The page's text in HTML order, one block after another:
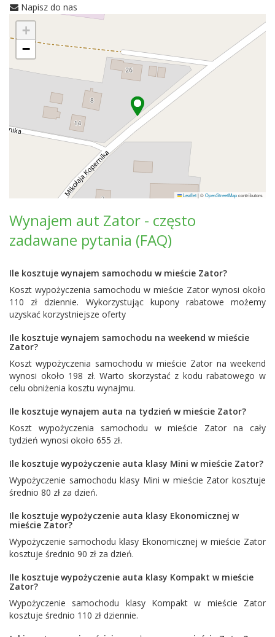
Napisz do nas
+
−
Leaflet|©OpenStreetMapcontributors
Wynajem aut Zator - często
zadawane pytania (FAQ)
Ile kosztuje wynajem samochodu w mieście Zator?
Koszt wypożyczenia samochodu w mieście Zator wynosi około
110 zł dziennie. Wykorzystując kupony rabatowe możemy
uzyskać korzystniejsze oferty
Ile kosztuje wynajem samochodu na weekend w mieście
Zator?
Koszt wypożyczenia samochodu w mieście Zator na weekend
wynosi około 198 zł. Warto skorzystać z kodu rabatowego w
celu obniżenia kosztu wynajmu.
Ile kosztuje wynajem auta na tydzień w mieście Zator?
Koszt wypożyczenia samochodu w mieście Zator na cały
tydzień wynosi około 655 zł.
Ile kosztuje wypożyczenie auta klasy Mini w mieście Zator?
Wypożyczenie samochodu klasy Mini w mieście Zator kosztuje
średnio 80 zł za dzień.
Ile kosztuje wypożyczenie auta klasy Ekonomicznej w
mieście Zator?
Wypożyczenie samochodu klasy Ekonomicznej w mieście Zator
kosztuje średnio 90 zł za dzień.
Ile kosztuje wypożyczenie auta klasy Kompakt w mieście
Zator?
Wypożyczenie samochodu klasy Kompakt w mieście Zator
kosztuje średnio 110 zł dziennie.